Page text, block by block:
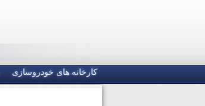
کارخانه های خودروسازی